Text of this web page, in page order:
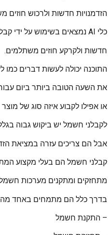
הזדמנויות חדשות ולרכוש חוזים
כלי AI נמצאים בשימוש על ידי קבלני חשמל כדי לעזור להם למצוא הזדמנויות
חדשות ולקרקע חוזים משתלמים.
התוכנה יכולה לעשות דברים כמו
את השעה הטובה ביותר ביום עבור
או אפילו לקבוע איזה סוג של מוצר
לקבלני חשמל יש ביקוש גבוה
אבל הם צריכים עזרה במציאת
קבלני חשמל הם בעלי מקצוע
מתחזקים ומתקנים מערכות חשמל
בדרך כלל הם מתמחים באחד
– התקנת חשמל